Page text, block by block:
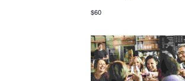
$60